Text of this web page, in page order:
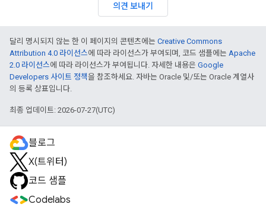
의견 보내기
달리 명시되지 않는 한 이 페이지의 콘텐츠에는 Creative Commons
Attribution 4.0 라이선스에 따라 라이선스가 부여되며, 코드 샘플에는 Apache
2.0 라이선스에 따라 라이선스가 부여됩니다. 자세한 내용은 Google
Developers 사이트 정책을 참조하세요. 자바는 Oracle 및/또는 Oracle 계열사
의 등록 상표입니다.
최종 업데이트: 2026-07-27(UTC)
블로그
X(트위터)
코드 샘플
Codelabs